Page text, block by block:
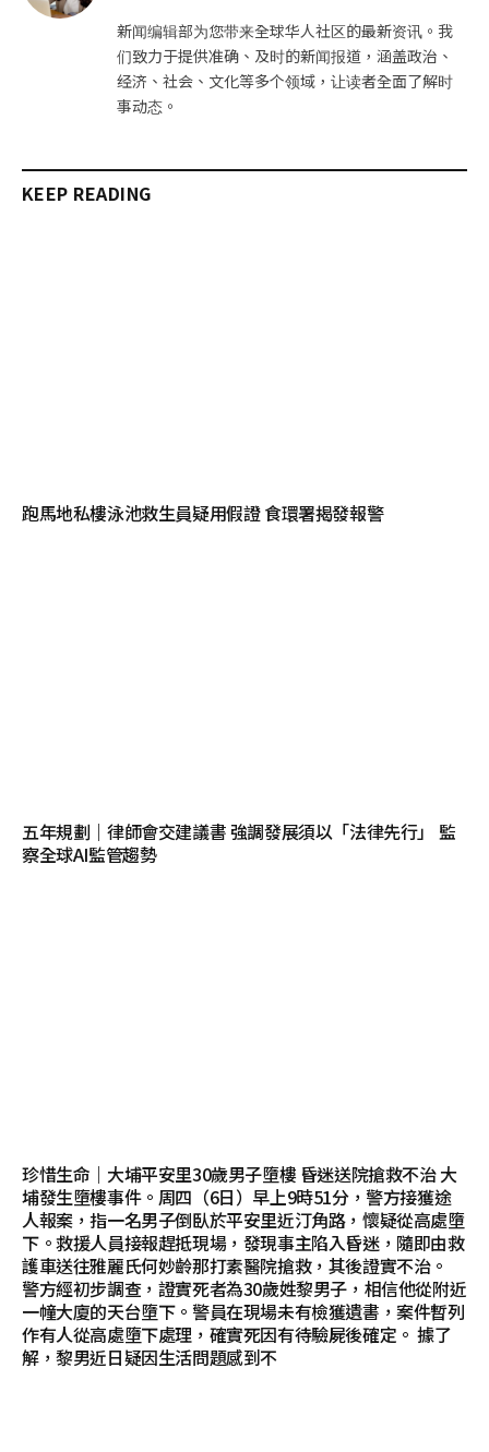
新闻编辑部为您带来全球华人社区的最新资讯。我
们致力于提供准确、及时的新闻报道，涵盖政治、
经济、社会、文化等多个领域，让读者全面了解时
事动态。
KEEP READING
跑馬地私樓泳池救生員疑用假證 食環署揭發報警
五年規劃｜律師會交建議書 強調發展須以「法律先行」 監
察全球AI監管趨勢
珍惜生命｜大埔平安里30歲男子墮樓 昏迷送院搶救不治 大
埔發生墮樓事件。周四（6日）早上9時51分，警方接獲途
人報案，指一名男子倒臥於平安里近汀角路，懷疑從高處墮
下。救援人員接報趕抵現場，發現事主陷入昏迷，隨即由救
護車送往雅麗氏何妙齡那打素醫院搶救，其後證實不治。
警方經初步調查，證實死者為30歲姓黎男子，相信他從附近
一幢大廈的天台墮下。警員在現場未有檢獲遺書，案件暫列
作有人從高處墮下處理，確實死因有待驗屍後確定。 據了
解，黎男近日疑因生活問題感到不